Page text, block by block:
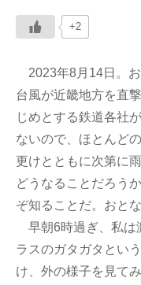
+2
2023年8月14日。
台風が近畿地方を直
じめとする鉄道各社
ないので、ほとんど
更けとともに次第に
どうなることだろう
ぞ知ることだ。おと
早朝6時過ぎ、私は
ラスのガタガタとい
け、外の様子を見て